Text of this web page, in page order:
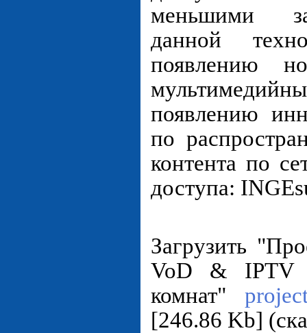
меньшими
данной
появлению
появлению
по
контента по
доступа:
Загрузить
VoD & IPTV
комнат"
[246.86 Kb]